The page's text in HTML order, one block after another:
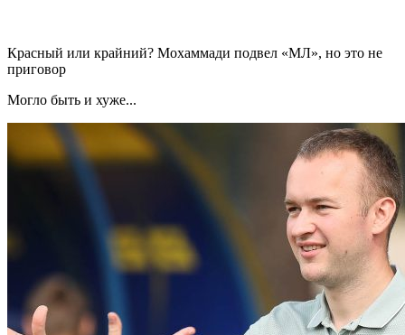
Красный или крайний? Мохаммади подвел «МЛ», но это не
приговор
Могло быть и хуже...